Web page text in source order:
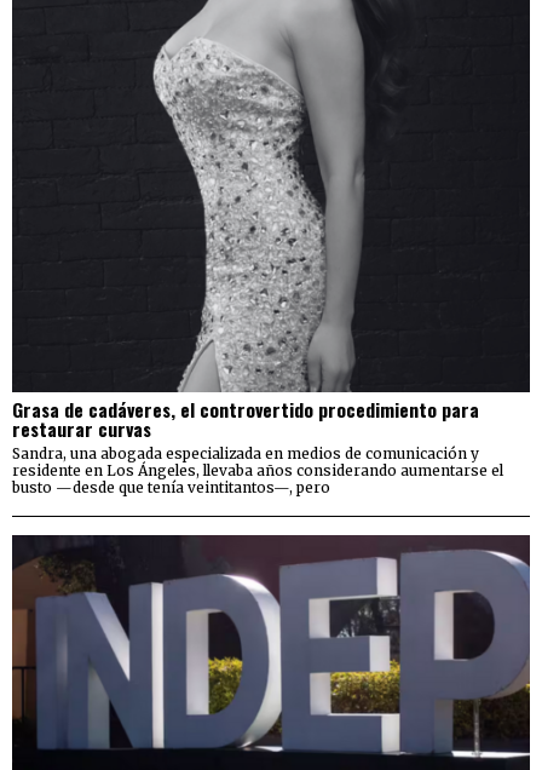
Grasa de cadáveres, el controvertido procedimiento para
restaurar curvas
Sandra, una abogada especializada en medios de comunicación y
residente en Los Ángeles, llevaba años considerando aumentarse el
busto —desde que tenía veintitantos—, pero